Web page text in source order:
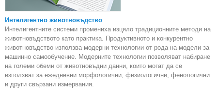
Интелигентно животновъдство
Интелигентните системи промениха изцяло традиционните методи на
животновъдството като практика. Продуктивното и конкурентно
животновъдство използва модерни технологии от рода на модели за
машинно самообучение. Модерните технологии позволяват набиране
на големи обеми от животновъдни данни, които могат да се
използват за ежедневни морфологични, физиологични, фенологични
и други свързани измервания.